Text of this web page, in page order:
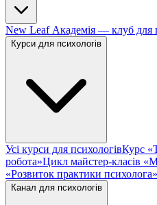
New Leaf Академія — клуб для
Курси для психологів
Усі курси для психологівКурс
робота»Цикл майстер-класів
«Розвиток практики психолога»
Канал для психологів